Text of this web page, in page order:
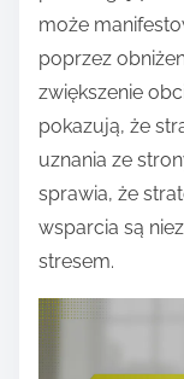
może
poprzez
zwiększenie
pokazują, że
uznania ze
sprawia, że
wsparcia są
stresem.